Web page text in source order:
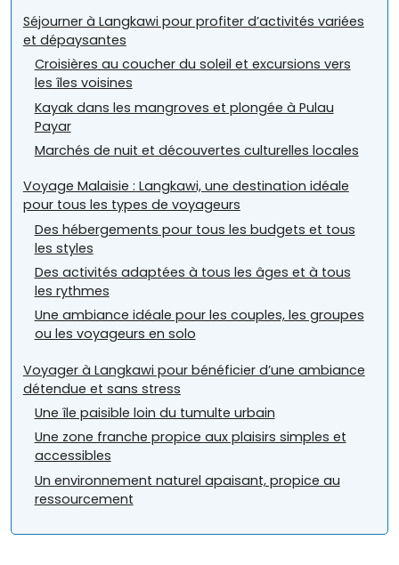
Séjourner à Langkawi pour profiter d’activités variées
et dépaysantes
Croisières au coucher du soleil et excursions vers
les îles voisines
Kayak dans les mangroves et plongée à Pulau
Payar
Marchés de nuit et découvertes culturelles locales
Voyage Malaisie : Langkawi, une destination idéale
pour tous les types de voyageurs
Des hébergements pour tous les budgets et tous
les styles
Des activités adaptées à tous les âges et à tous
les rythmes
Une ambiance idéale pour les couples, les groupes
ou les voyageurs en solo
Voyager à Langkawi pour bénéficier d’une ambiance
détendue et sans stress
Une île paisible loin du tumulte urbain
Une zone franche propice aux plaisirs simples et
accessibles
Un environnement naturel apaisant, propice au
ressourcement